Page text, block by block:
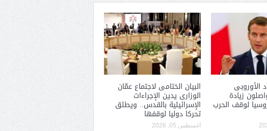
الأوروبى
زيادة
لوقف الحرب
البيان الختامى لاجتماع عمّان
الوزارى يدين الإجراءات
الإسرائيلية بالقدس.. ويطلق
تحركا دوليا لوقفها
أغسطس 05, 2026